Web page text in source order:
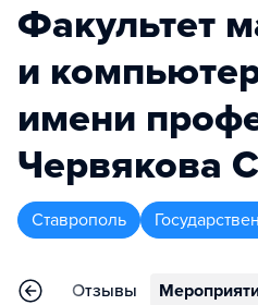
Факультет
и
имени
Червякова
Ставрополь
Отзывы